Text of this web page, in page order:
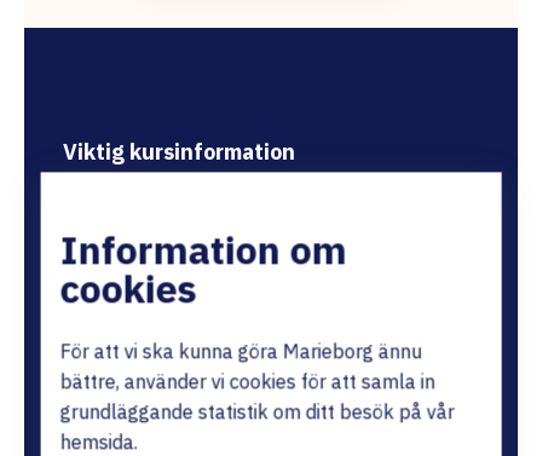
Viktig kursinformation
Antagningsbesked
Kurstid 2026-08-17 till 2026-12-18
Kursplats Herrgården
Information om
cookies
För att vi ska kunna göra Marieborg ännu
bättre, använder vi cookies för att samla in
grundläggande statistik om ditt besök på vår
hemsida.